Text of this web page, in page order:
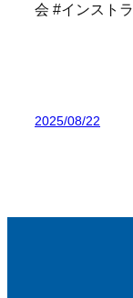
会 #インスト
2025/08/22